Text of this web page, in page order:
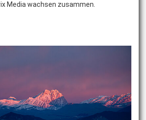
Media wachsen zusammen.